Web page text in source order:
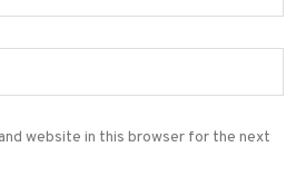
website in this browser for the next